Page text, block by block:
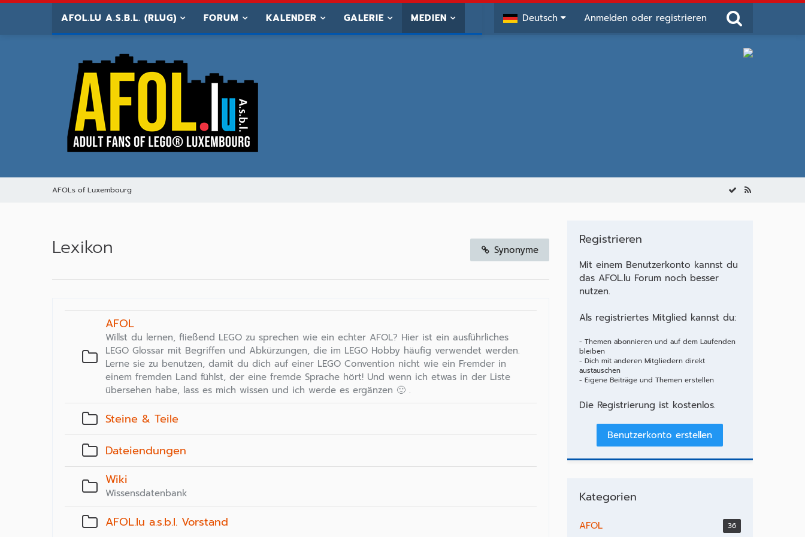
AFOL.LU A.S.B.L. (RLUG) FORUM KALENDER GALERIE MEDIEN Deutsch Anmelden oder registrieren
AFOLs of Luxembourg
Lexikon Synonyme
AFOL
Willst du lernen, fließend LEGO zu sprechen wie ein echter AFOL? Hier ist ein ausführliches
LEGO Glossar mit Begriffen und Abkürzungen, die im LEGO Hobby häufig verwendet werden.
Lerne sie zu benutzen, damit du dich auf einer LEGO Convention nicht wie ein Fremder in
einem fremden Land fühlst, der eine fremde Sprache hört! Und wenn ich etwas in der Liste
übersehen habe, lass es mich wissen und ich werde es ergänzen 🙂 .
Steine & Teile
Dateiendungen
Wiki
Wissensdatenbank
AFOL.lu a.s.b.l. Vorstand
Registrieren
Mit einem Benutzerkonto kannst du
das AFOL.lu Forum noch besser
nutzen.
Als registriertes Mitglied kannst du:
- Themen abonnieren und auf dem Laufenden
bleiben
- Dich mit anderen Mitgliedern direkt
austauschen
- Eigene Beiträge und Themen erstellen
Die Registrierung ist kostenlos.
Benutzerkonto erstellen
Kategorien
AFOL 36